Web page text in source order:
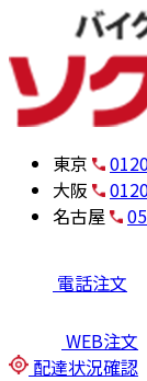
東京
大阪
名古屋
電話注文
WEB注文
配達状況確認